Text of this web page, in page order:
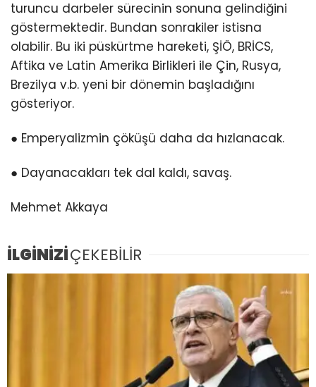
turuncu darbeler sürecinin sonuna gelindiğini
göstermektedir. Bundan sonrakiler istisna
olabilir. Bu iki püskürtme hareketi, ŞİÖ, BRİCS,
Aftika ve Latin Amerika Birlikleri ile Çin, Rusya,
Brezilya v.b. yeni bir dönemin başladığını
gösteriyor.
● Emperyalizmin çöküşü daha da hızlanacak.
● Dayanacakları tek dal kaldı, savaş.
Mehmet Akkaya
İLGİNİZİÇEKEBİLİR